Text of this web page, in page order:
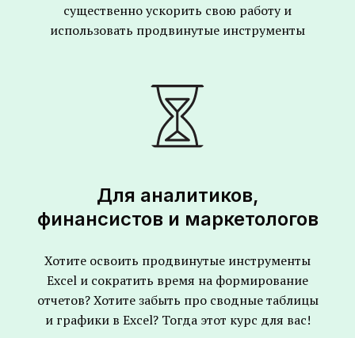
существенно ускорить свою работу и
использовать продвинутые инструменты
Для аналитиков,
финансистов и маркетологов
Хотите освоить продвинутые инструменты
Excel и сократить время на формирование
отчетов? Хотите забыть про сводные таблицы
и графики в Excel? Тогда этот курс для вас!